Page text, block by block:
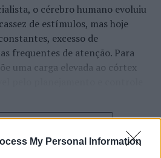
My Personal Information
crianças, como “Conchas”, um
marionetas para bebés (da
para famílias, bailes,
uma oficina de cerâmica para
o projeto Terra Quente.
decorrer uma fase de desconto
o cérebro humano evoluiu
de estímulos, mas hoje
excesso de
frequentes de atenção. Para
uma carga elevada ao córtex
plataformas digitais também
o sistema de recompensa do
A LER